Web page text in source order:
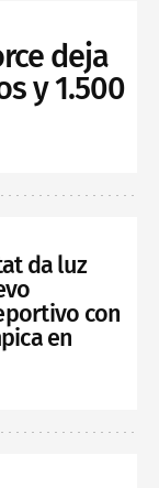
deja
y 1.500
da luz
con
en